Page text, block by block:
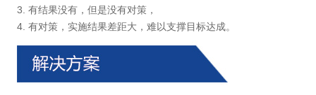
3. 有结果没有，但是没有对策，
4. 有对策，实施结果差距大，难以支撑目标达成。